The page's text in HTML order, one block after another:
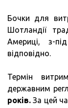
Бочки для
Шотландії
Америці, з-
відповідно.
Термін
державним
років. За цей